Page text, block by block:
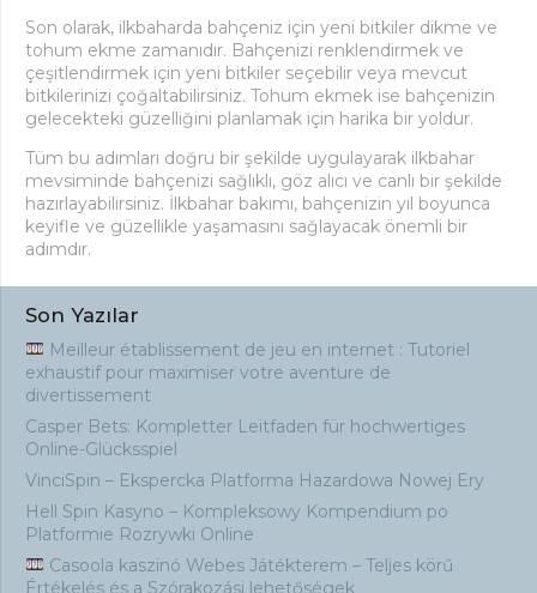
Son olarak, ilkbaharda bahçeniz için yeni bitkiler dikme ve
tohum ekme zamanıdır. Bahçenizi renklendirmek ve
çeşitlendirmek için yeni bitkiler seçebilir veya mevcut
bitkilerinizi çoğaltabilirsiniz. Tohum ekmek ise bahçenizin
gelecekteki güzelliğini planlamak için harika bir yoldur.
Tüm bu adımları doğru bir şekilde uygulayarak ilkbahar
mevsiminde bahçenizi sağlıklı, göz alıcı ve canlı bir şekilde
hazırlayabilirsiniz. İlkbahar bakımı, bahçenizin yıl boyunca
keyifle ve güzellikle yaşamasını sağlayacak önemli bir
adımdır.
Son Yazılar
Meilleur établissement de jeu en internet : Tutoriel
exhaustif pour maximiser votre aventure de
divertissement
Casper Bets: Kompletter Leitfaden für hochwertiges
Online-Glücksspiel
VinciSpin – Ekspercka Platforma Hazardowa Nowej Ery
Hell Spin Kasyno – Kompleksowy Kompendium po
Platformie Rozrywki Online
Casoola kaszinó Webes Játékterem – Teljes körű
Értékelés és a Szórakozási lehetőségek